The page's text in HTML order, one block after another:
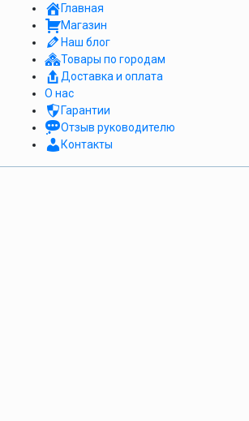
Главная
Магазин
Наш блог
Товары по городам
Доставка и оплата
О нас
Гарантии
Отзыв руководителю
Контакты